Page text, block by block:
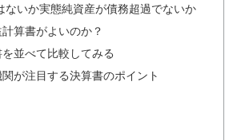
ないか実態純資産が債務超過でないか
算書がよいのか？
並べて比較してみる
が注目する決算書のポイント